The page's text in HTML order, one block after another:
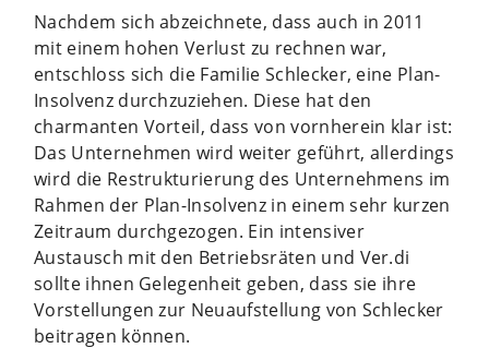
Nachdem sich abzeichnete, dass auch in 2011
mit einem hohen Verlust zu rechnen war,
entschloss sich die Familie Schlecker, eine Plan-
Insolvenz durchzuziehen. Diese hat den
charmanten Vorteil, dass von vornherein klar ist:
Das Unternehmen wird weiter geführt, allerdings
wird die Restrukturierung des Unternehmens im
Rahmen der Plan-Insolvenz in einem sehr kurzen
Zeitraum durchgezogen. Ein intensiver
Austausch mit den Betriebsräten und Ver.di
sollte ihnen Gelegenheit geben, dass sie ihre
Vorstellungen zur Neuaufstellung von Schlecker
beitragen können.